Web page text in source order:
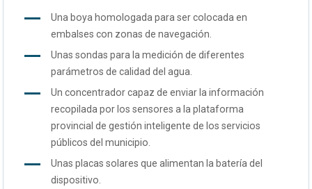
Una boya homologada para ser colocada en
embalses con zonas de navegación.
Unas sondas para la medición de diferentes
parámetros de calidad del agua.
Un concentrador capaz de enviar la información
recopilada por los sensores a la plataforma
provincial de gestión inteligente de los servicios
públicos del municipio.
Unas placas solares que alimentan la batería del
dispositivo.